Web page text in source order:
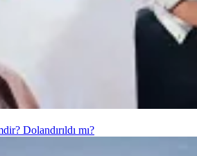
Dolandırıldı mı?